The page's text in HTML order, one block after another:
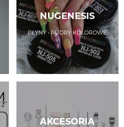
NUGENESIS
PŁYNY • PUDRY KOLOROWE
AKCESORIA